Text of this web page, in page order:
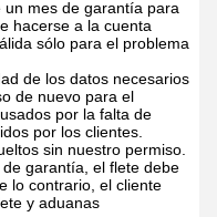
mes de garantía para
hacerse a la cuenta
sólo para el problema
de los datos necesarios
de nuevo para el
por la falta de
por los clientes.
sin nuestro permiso.
garantía, el flete debe
lo contrario, el cliente
y aduanas